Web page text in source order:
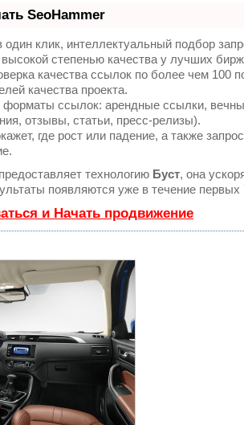
SeoHammer
клик, интеллектуальный подбор
степенью качества у лучших
качества ссылок по более чем 100
качества проекта.
ссылок: арендные ссылки,
отзывы, статьи, пресс-релизы).
где рост или падение, а также
технологию Буст, она
появляются уже в течение первых
и Начать продвижение